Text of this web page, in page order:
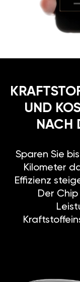
UND
NACH
Sparen Sie
Kilometer
Effizienz
Der